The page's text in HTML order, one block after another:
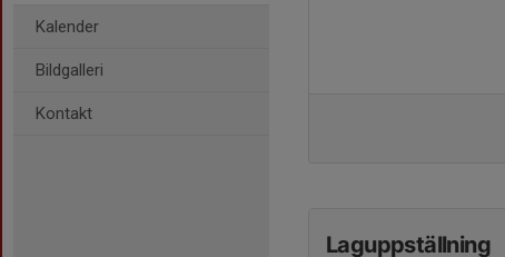
Kalender
Bildgalleri
Kontakt
Laguppställning